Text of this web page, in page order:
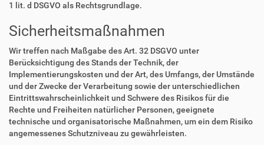
1 lit. d DSGVO als Rechtsgrundlage.
Sicherheitsmaßnahmen
Wir treffen nach Maßgabe des Art. 32 DSGVO unter
Berücksichtigung des Stands der Technik, der
Implementierungskosten und der Art, des Umfangs, der Umstände
und der Zwecke der Verarbeitung sowie der unterschiedlichen
Eintrittswahrscheinlichkeit und Schwere des Risikos für die
Rechte und Freiheiten natürlicher Personen, geeignete
technische und organisatorische Maßnahmen, um ein dem Risiko
angemessenes Schutzniveau zu gewährleisten.